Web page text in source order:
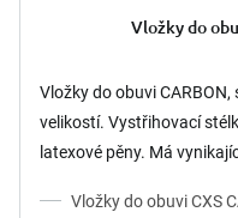
Vložky do
Vložky do obuvi
velikostí. Vystřihovací
latexové pěny. Má
Vložky do obuvi CXS